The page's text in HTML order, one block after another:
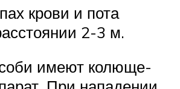
крови и пота
2-3 м.
имеют колюще-